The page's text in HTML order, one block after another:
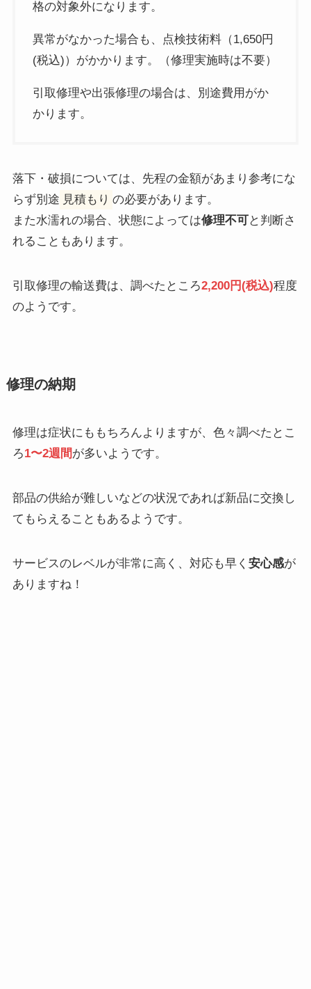
格の対象外になります。
異常がなかった場合も、点検技術料（1,650円
(税込)）がかかります。（修理実施時は不要）
引取修理や出張修理の場合は、別途費用がか
かります。
落下・破損については、先程の金額があまり参考にな
らず別途 見積もり の必要があります。
また水濡れの場合、状態によっては修理不可と判断さ
れることもあります。
引取修理の輸送費は、調べたところ2,200円(税込)程度
のようです。
修理の納期
修理は症状にももちろんよりますが、色々調べたとこ
ろ1〜2週間が多いようです。
部品の供給が難しいなどの状況であれば新品に交換し
てもらえることもあるようです。
サービスのレベルが非常に高く、対応も早く 安心感が
ありますね！